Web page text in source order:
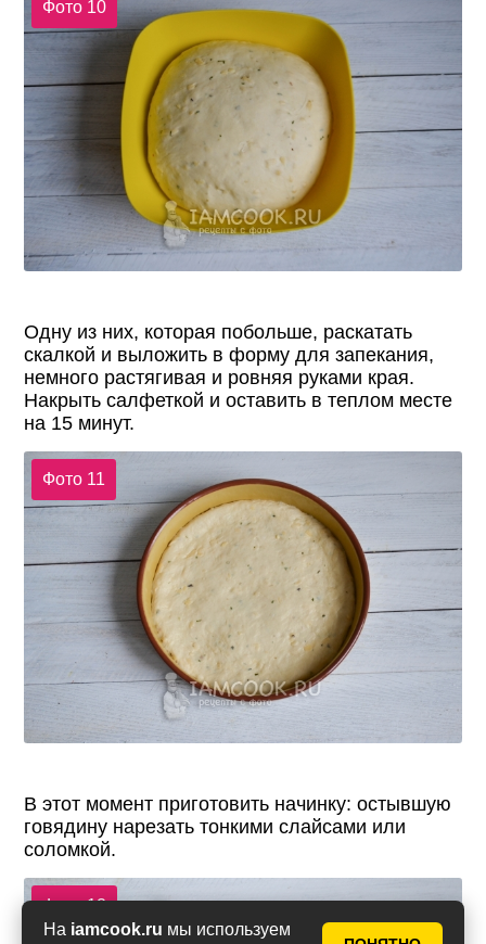
На iamcook.ru мы используем
Фото 10
Одну из них, которая побольше, раскатать
скалкой и выложить в форму для запекания,
немного растягивая и ровняя руками края.
Накрыть салфеткой и оставить в теплом месте
на 15 минут.
Фото 11
В этот момент приготовить начинку: остывшую
говядину нарезать тонкими слайсами или
соломкой.
Фото 12